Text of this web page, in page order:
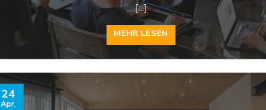
[...]
MEHR LESEN
24
Apr.